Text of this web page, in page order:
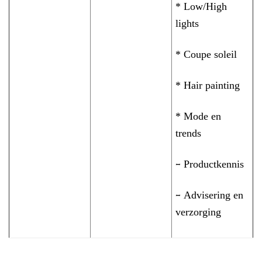
* Low/High
lights
* Coupe soleil
* Hair painting
* Mode en
trends
– Productkennis
– Advisering en
verzorging